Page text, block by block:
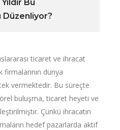
Bu
Düzenliyor?
ticaret ve ihracat
dünya
vermektedir. Bu süreçte
buluşma, ticaret heyeti ve
Çünkü ihracatın
hedef pazarlarda aktif